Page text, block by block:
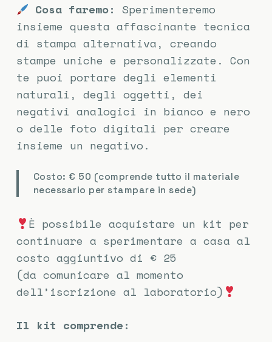
Cosa faremo: Sperimenteremo
insieme questa affascinante tecnica
di stampa alternativa, creando
stampe uniche e personalizzate. Con
te puoi portare degli elementi
naturali, degli oggetti, dei
negativi analogici in bianco e nero
o delle foto digitali per creare
insieme un negativo.
Costo: € 50 (comprende tutto il materiale
necessario per stampare in sede)
È possibile acquistare un kit per
continuare a sperimentare a casa al
costo aggiuntivo di € 25
(da comunicare al momento
dell’iscrizione al laboratorio)
Il kit comprende: